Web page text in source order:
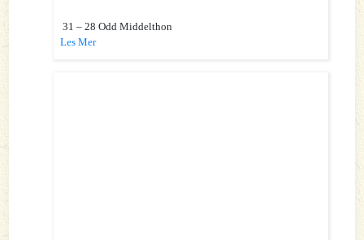
31 – 28 Odd Middelthon
Les Mer